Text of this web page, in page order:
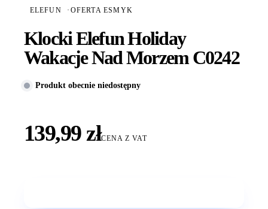
ELEFUN · OFERTA ESMYK
Klocki Elefun Holiday
Wakacje Nad Morzem C0242
Produkt obecnie niedostępny
139,99 złCENA Z VAT